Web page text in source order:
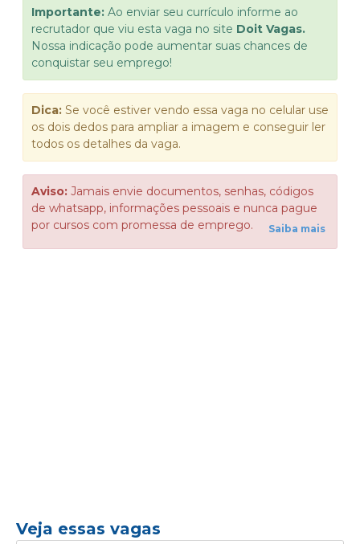
Importante: Ao enviar seu currículo informe ao
recrutador que viu esta vaga no site Doit Vagas.
Nossa indicação pode aumentar suas chances de
conquistar seu emprego!
Dica: Se você estiver vendo essa vaga no celular use
os dois dedos para ampliar a imagem e conseguir ler
todos os detalhes da vaga.
Aviso: Jamais envie documentos, senhas, códigos
de whatsapp, informações pessoais e nunca pague
por cursos com promessa de emprego.
Saiba mais
Veja essas vagas